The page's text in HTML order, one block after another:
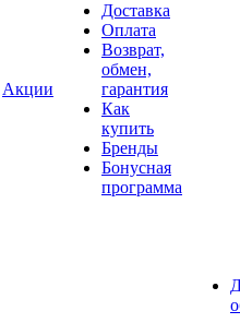
Акции
Доставка
Оплата
Возврат,
обмен,
гарантия
Как
купить
Бренды
Бонусная
программа